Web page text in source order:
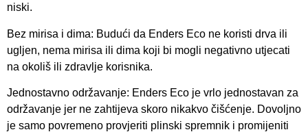
niski.
Bez mirisa i dima: Budući da Enders Eco ne koristi drva ili
ugljen, nema mirisa ili dima koji bi mogli negativno utjecati
na okoliš ili zdravlje korisnika.
Jednostavno održavanje: Enders Eco je vrlo jednostavan za
održavanje jer ne zahtijeva skoro nikakvo čišćenje. Dovoljno
je samo povremeno provjeriti plinski spremnik i promijeniti